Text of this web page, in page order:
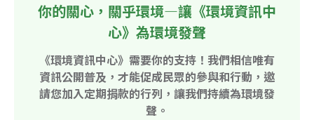
你的關心，關乎環境—讓《環境資訊中
心》為環境發聲
《環境資訊中心》需要你的支持！我們相信唯有
資訊公開普及，才能促成民眾的參與和行動，邀
請您加入定期捐款的行列，讓我們持續為環境發
聲。